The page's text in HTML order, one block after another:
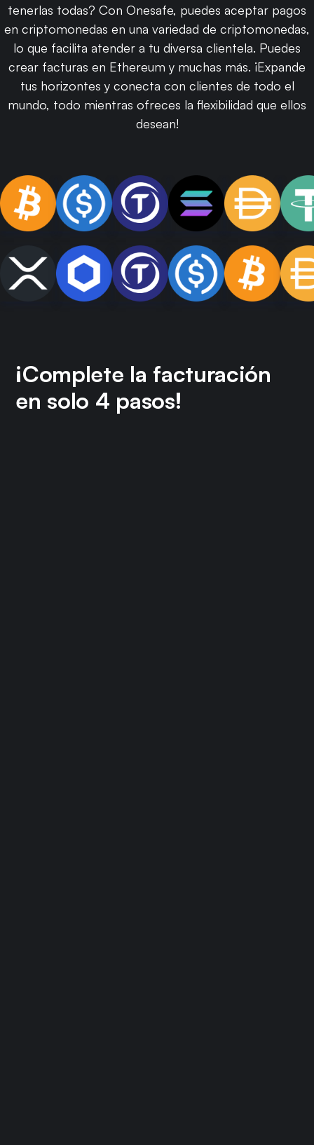
tenerlas todas? Con Onesafe, puedes aceptar pagos
en criptomonedas en una variedad de criptomonedas,
lo que facilita atender a tu diversa clientela. Puedes
crear facturas en Ethereum y muchas más. ¡Expande
tus horizontes y conecta con clientes de todo el
mundo, todo mientras ofreces la flexibilidad que ellos
desean!
¡Complete la facturación
en solo 4 pasos!